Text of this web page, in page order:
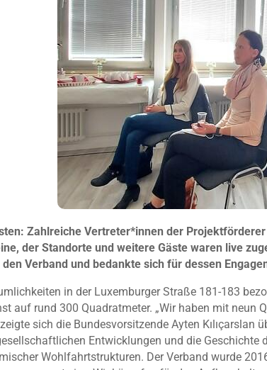
Zahlreiche Vertreter*innen der
der Standorte und weitere Gäste waren live
Verband und bedankte sich für dessen
in der Luxemburger Straße 181-183
auf rund 300 Quadratmeter. „Wir haben mit
sich die Bundesvorsitzende Ayten
Entwicklungen und die
Wohlfahrtstrukturen. Der Verband wurde